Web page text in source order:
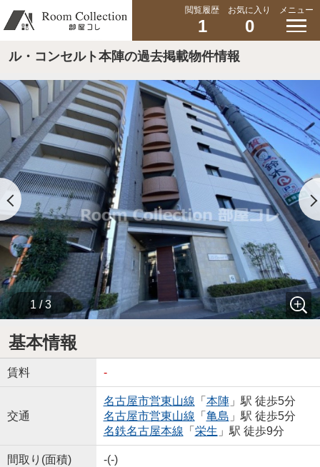
閲覧履歴
1
お気に入り
0
メニュー
ル・コンセルト本陣の過去掲載物件情報
1 / 3
基本情報
賃料 -
交通
名古屋市営東山線 「 本陣」駅 徒歩5分
名古屋市営東山線 「 亀島 」駅 徒歩5分
名鉄名古屋本線 「 栄生 」駅 徒歩9分
間取り(面積) -(-)